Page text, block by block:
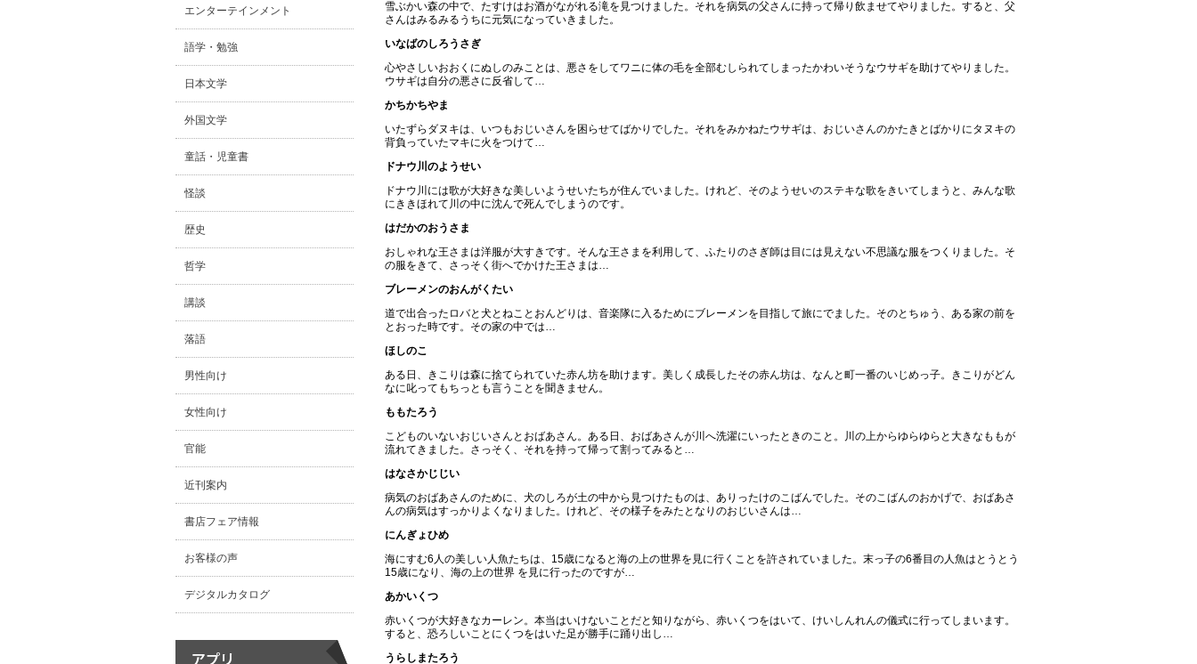
エンターテインメント
語学・勉強
日本文学
外国文学
童話・児童書
怪談
歴史
哲学
講談
落語
男性向け
女性向け
官能
近刊案内
書店フェア情報
お客様の声
デジタルカタログ
雪ぶかい森の中で、たすけはお酒がながれる滝を見つけました。それを病気の父さんに持って帰り飲ませてやりました。すると、父
さんはみるみるうちに元気になっていきました。
いなばのしろうさぎ
心やさしいおおくにぬしのみことは、悪さをしてワニに体の毛を全部むしられてしまったかわいそうなウサギを助けてやりました。
ウサギは自分の悪さに反省して…
かちかちやま
いたずらダヌキは、いつもおじいさんを困らせてばかりでした。それをみかねたウサギは、おじいさんのかたきとばかりにタヌキの
背負っていたマキに火をつけて…
ドナウ川のようせい
ドナウ川には歌が大好きな美しいようせいたちが住んでいました。けれど、そのようせいのステキな歌をきいてしまうと、みんな歌
にききほれて川の中に沈んで死んでしまうのです。
はだかのおうさま
おしゃれな王さまは洋服が大すきです。そんな王さまを利用して、ふたりのさぎ師は目には見えない不思議な服をつくりました。そ
の服をきて、さっそく街へでかけた王さまは…
ブレーメンのおんがくたい
道で出合ったロバと犬とねことおんどりは、音楽隊に入るためにブレーメンを目指して旅にでました。そのとちゅう、ある家の前を
とおった時です。その家の中では…
ほしのこ
ある日、きこりは森に捨てられていた赤ん坊を助けます。美しく成長したその赤ん坊は、なんと町一番のいじめっ子。きこりがどん
なに叱ってもちっとも言うことを聞きません。
ももたろう
こどものいないおじいさんとおばあさん。ある日、おばあさんが川へ洗濯にいったときのこと。川の上からゆらゆらと大きなももが
流れてきました。さっそく、それを持って帰って割ってみると…
はなさかじじい
病気のおばあさんのために、犬のしろが土の中から見つけたものは、ありったけのこばんでした。そのこばんのおかげで、おばあさ
んの病気はすっかりよくなりました。けれど、その様子をみたとなりのおじいさんは…
にんぎょひめ
海にすむ6人の美しい人魚たちは、15歳になると海の上の世界を見に行くことを許されていました。末っ子の6番目の人魚はとうとう
15歳になり、海の上の世界 を見に行ったのですが…
あかいくつ
赤いくつが大好きなカーレン。本当はいけないことだと知りながら、赤いくつをはいて、けいしんれんの儀式に行ってしまいます。
すると、恐ろしいことにくつをはいた足が勝手に踊り出し…
うらしまたろう